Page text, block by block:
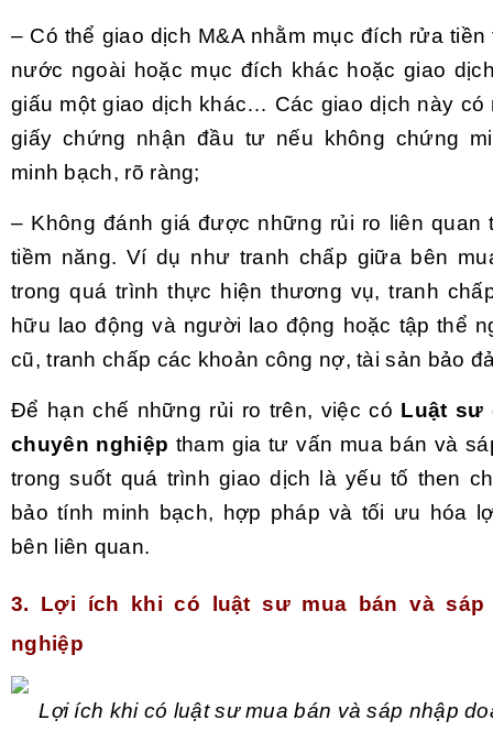
– Có thể giao dịch M&A nhằm mục đích rửa
nước ngoài hoặc mục đích khác hoặc giao
giấu một giao dịch khác… Các giao dịch này có
giấy chứng nhận đầu tư nếu không chứng
minh bạch, rõ ràng;
– Không đánh giá được những rủi ro liên quan
tiềm năng. Ví dụ như tranh chấp giữa bên
trong quá trình thực hiện thương vụ, tranh
hữu lao động và người lao động hoặc tập thể
cũ, tranh chấp các khoản công nợ, tài sản bảo
Để hạn chế những rủi ro trên, việc có Luật sư
chuyên nghiệp tham gia tư vấn mua bán và
trong suốt quá trình giao dịch là yếu tố then
bảo tính minh bạch, hợp pháp và tối ưu hóa
bên liên quan.
3. Lợi ích khi có luật sư mua bán và sáp
nghiệp
Lợi ích khi có luật sư mua bán và sáp nhập